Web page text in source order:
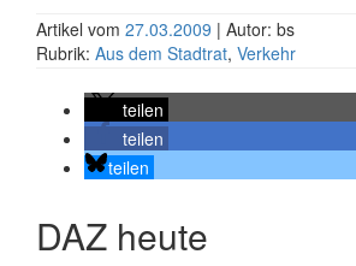
Artikel vom 27.03.2009 | Autor: bs
Rubrik: Aus dem Stadtrat, Verkehr
teilen
teilen
teilen
DAZ heute